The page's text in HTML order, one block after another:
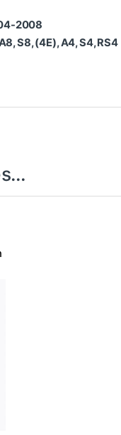
2008
S8, (4E), A4, S4, RS4